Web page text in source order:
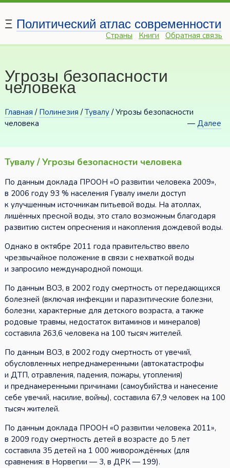
Ξ Политический атлас современности
Страны Книги Обратная связь
Угрозы безопасности
человека
Главная / Полинезия /Тувалу/ Угрозы безопасности
человека
—Далее
Тувалу / Угрозы безопасности человека
По данным доклада ПРООН «О развитии человека 2009»,
в 2006 году 93 % населения Гувалу имели доступ
к улучшенным источникам питьевой воды. На атоллах,
лишённых пресной воды, это стало возможным благодаря
развитию систем опреснения и накопления дождевой воды.
Однако в октябре 2011 года правительство ввело
чрезвычайное положение в связи с нехваткой воды
и запросило международной помощи.
По данным ВОЗ, в 2002 году смертность от передающихся
болезней (включая инфекции и паразитические болезни,
болезни, характерные для детского возраста, а также
родовые травмы, недостаток витаминов и минералов)
составила 263,6 человека на 100 тысяч жителей.
По данным ВОЗ, в 2002 году смертность от увечий,
обусловленных непреднамеренными (автокатастрофы
и ДТП, отравления, падения, пожары, утопления)
и преднамеренными причинами (самоубийства и нанесение
себе увечий, насилие, войны), составила 67,9 человек на 100
тысяч жителей.
По данным доклада ПРООН «О развитии человека 2011»,
в 2009 году смертность детей в возрасте до 5 лет
составила 35 детей на 1 000 живорождённых (для
сравнения: в Норвегии — 3, в ДРК — 199).